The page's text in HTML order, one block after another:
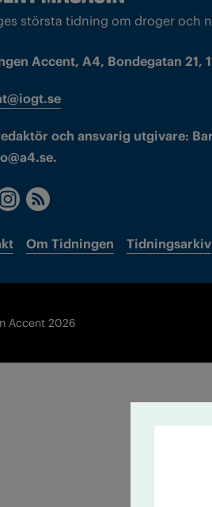
största tidning om droger och
Accent, A4, Bondegatan 21,
och ansvarig utgivare:
Om Tidningen Tidningsarkiv
Accent 2026